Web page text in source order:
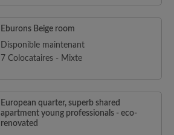
Eburons Beige room
Disponible maintenant
7 Colocataires - Mixte
European quarter, superb shared
apartment young professionals - eco-
renovated